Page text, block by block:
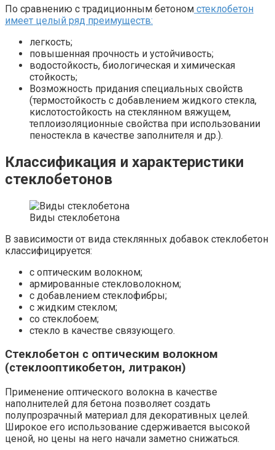
По сравнению с традиционным бетоном стеклобетон
имеет целый ряд преимуществ:
легкость;
повышенная прочность и устойчивость;
водостойкость, биологическая и химическая
стойкость;
Возможность придания специальных свойств
(термостойкость с добавлением жидкого стекла,
кислотостойкость на стеклянном вяжущем,
теплоизоляционные свойства при использовании
пеностекла в качестве заполнителя и др.).
Классификация и характеристики
стеклобетонов
Виды стеклобетона
В зависимости от вида стеклянных добавок стеклобетон
классифицируется:
с оптическим волокном;
армированные стекловолокном;
с добавлением стеклофибры;
с жидким стеклом;
со стеклобоем;
стекло в качестве связующего.
Стеклобетон с оптическим волокном
(стеклооптикобетон, литракон)
Применение оптического волокна в качестве
наполнителей для бетона позволяет создать
полупрозрачный материал для декоративных целей.
Широкое его использование сдерживается высокой
ценой, но цены на него начали заметно снижаться.